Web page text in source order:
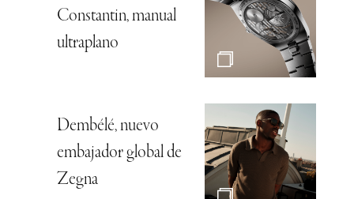
Constantin, manual
ultraplano
Dembélé, nuevo
embajador global de
Zegna